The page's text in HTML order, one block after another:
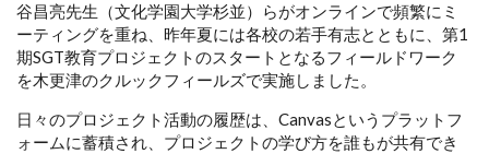
谷昌亮先生（文化学園大学杉並）らがオンラインで頻繁にミ
ーティングを重ね、昨年夏には各校の若手有志とともに、第1
期SGT教育プロジェクトのスタートとなるフィールドワーク
を木更津のクルックフィールズで実施しました。
日々のプロジェクト活動の履歴は、Canvasというプラットフ
ォームに蓄積され、プロジェクトの学び方を誰もが共有でき